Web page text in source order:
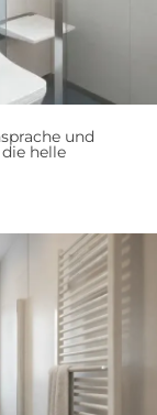
und
helle